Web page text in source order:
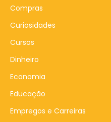
Compras
Curiosidades
Cursos
Dinheiro
Economia
Educação
Empregos e Carreiras